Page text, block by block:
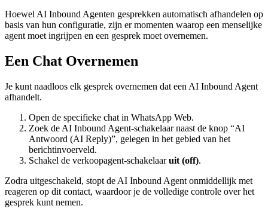
Hoewel AI Inbound Agenten gesprekken automatisch afhandelen op
basis van hun configuratie, zijn er momenten waarop een menselijke
agent moet ingrijpen en een gesprek moet overnemen.
Een Chat Overnemen
Je kunt naadloos elk gesprek overnemen dat een AI Inbound Agent
afhandelt.
Open de specifieke chat in WhatsApp Web.
Zoek de AI Inbound Agent-schakelaar naast de knop “AI
Antwoord (AI Reply)”, gelegen in het gebied van het
berichtinvoerveld.
Schakel de verkoopagent-schakelaaruit (off).
Zodra uitgeschakeld, stopt de AI Inbound Agent onmiddellijk met
reageren op dit contact, waardoor je de volledige controle over het
gesprek kunt nemen.